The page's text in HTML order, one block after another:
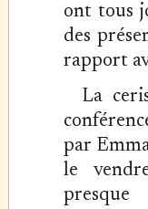
ont tous
des
rapport
La
par
le